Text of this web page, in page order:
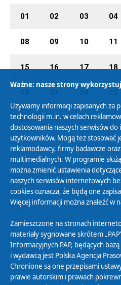
01 02 03 04
08 09 10 11
15 16 17 18
29 30 01 02
Polityka Prywatności
Zasady korzystania z Serwisu
Organizacje Pożytku
Cyfryzacja DAB+
Polityka ochrony danych
Abonament
Zamówienia publiczne
Ważne: nasze strony
Używamy informacji zapisanych za
technologii m.in. w celach
dostosowania naszych serwisów
użytkowników. Mogą też stosować
reklamodawcy, firmy badawcze
multimedialnych. W programie
można zmienić ustawienia
naszych serwisów internetowych
cookies oznacza, że będą one
Więcej informacji można znaleźć w
Zamieszczone na stronach
materiały sygnowane skrótem
Informacyjnych PAP, będących
i wydawcą jest Polska Agencja
Chronione są one przepisami
prawie autorskim i prawach